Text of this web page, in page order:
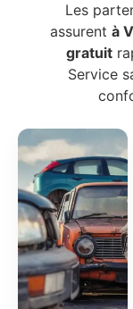
Les
assurentà
gratuit
Service